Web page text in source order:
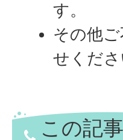
す。
その他
せくださ
この記